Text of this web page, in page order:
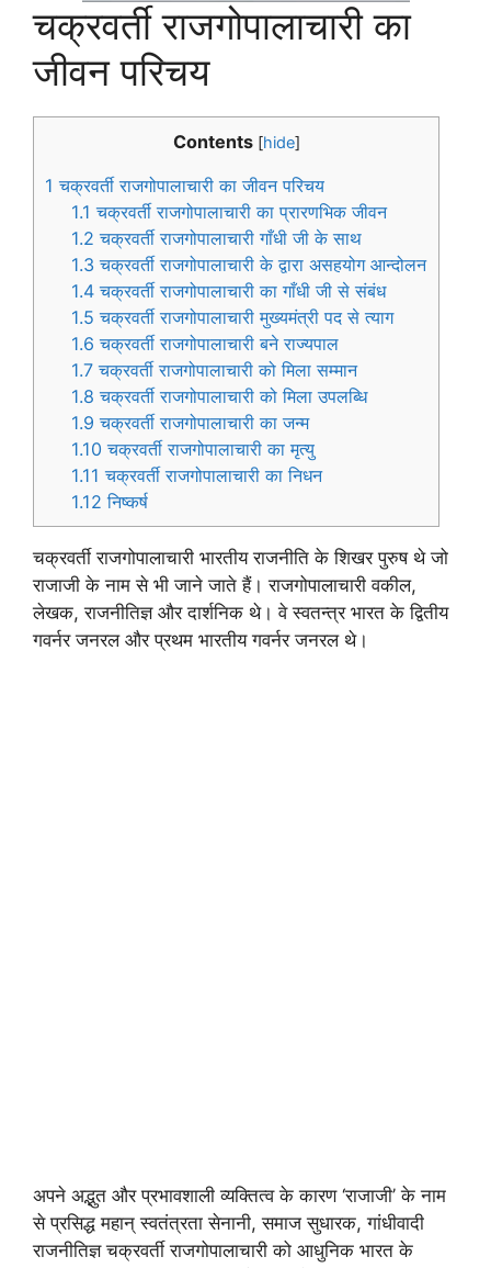
चक्रवर्ती राजगोपालाचारी का
जीवन परिचय
Contents [hide]
1 चक्रवर्ती राजगोपालाचारी का जीवन परिचय
1.1 चक्रवर्ती राजगोपालाचारी का प्रारणभिक जीवन
1.2 चक्रवर्ती राजगोपालाचारी गाँधी जी के साथ
1.3 चक्रवर्ती राजगोपालाचारी के द्वारा असहयोग आन्दोलन
1.4 चक्रवर्ती राजगोपालाचारी का गाँधी जी से संबंध
1.5 चक्रवर्ती राजगोपालाचारी मुख्यमंत्री पद से त्याग
1.6 चक्रवर्ती राजगोपालाचारी बने राज्यपाल
1.7 चक्रवर्ती राजगोपालाचारी को मिला सम्मान
1.8 चक्रवर्ती राजगोपालाचारी को मिला उपलब्धि
1.9 चक्रवर्ती राजगोपालाचारी का जन्म
1.10 चक्रवर्ती राजगोपालाचारी का मृत्यु
1.11 चक्रवर्ती राजगोपालाचारी का निधन
1.12 निष्कर्ष
चक्रवर्ती राजगोपालाचारी भारतीय राजनीति के शिखर पुरुष थे जो
राजाजी के नाम से भी जाने जाते हैं। राजगोपालाचारी वकील,
लेखक, राजनीतिज्ञ और दार्शनिक थे। वे स्वतन्त्र भारत के द्वितीय
गवर्नर जनरल और प्रथम भारतीय गवर्नर जनरल थे।
अपने अद्भुत और प्रभावशाली व्यक्तित्व के कारण ‘राजाजी’ के नाम
से प्रसिद्ध महान् स्वतंत्रता सेनानी, समाज सुधारक, गांधीवादी
राजनीतिज्ञ चक्रवर्ती राजगोपालाचारी को आधुनिक भारत के